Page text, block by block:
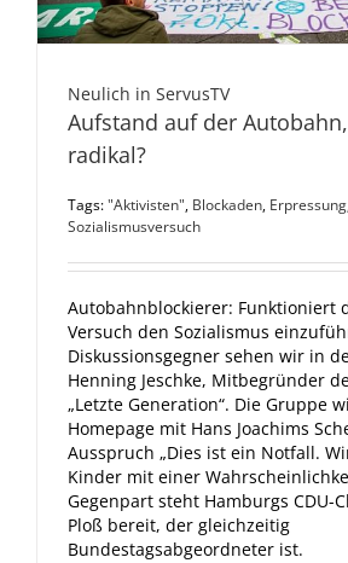
Neulich in ServusTV
Aufstand auf der
radikal?
Tags:"Aktivisten", Blockaden, Erpressung
Sozialismusversuch
Autobahnblockierer: Funktioniert
Versuch den Sozialismus
Diskussionsgegner sehen wir in
Henning Jeschke, Mitbegründer
„Letzte Generation“. Die Gruppe
Homepage mit Hans Joachims
Ausspruch „Dies ist ein Notfall.
Kinder mit einer
Gegenpart steht Hamburgs CDU-
Ploß bereit, der gleichzeitig
Bundestagsabgeordneter ist.